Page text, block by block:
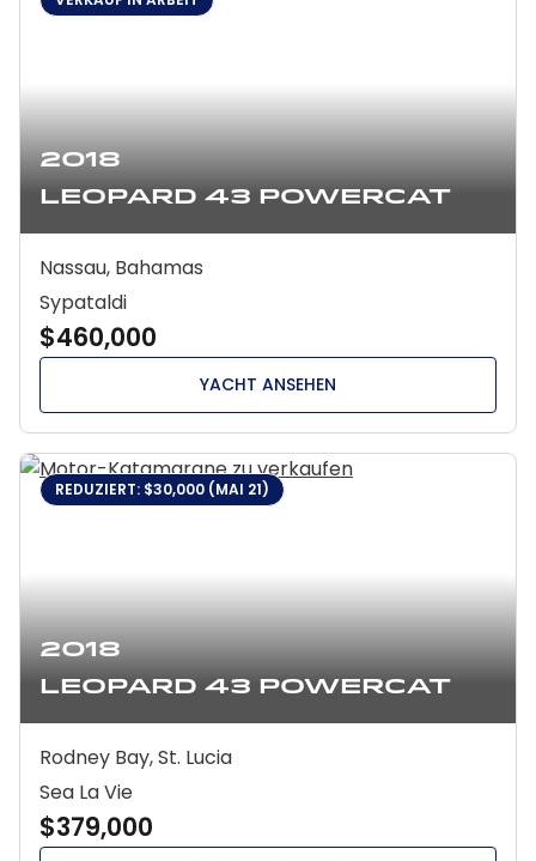
2018
Leopard 43 Powercat
Nassau, Bahamas
Sypataldi
$460,000
YACHT ANSEHEN
2018
Leopard 43 Powercat
REDUZIERT: $30,000 (MAI 21)
Rodney Bay, St. Lucia
Sea La Vie
$379,000